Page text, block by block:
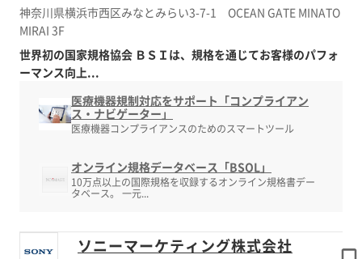
神奈川県横浜市西区みなとみらい3-7-1 OCEAN GATE MINATO
MIRAI 3F
世界初の国家規格協会 ＢＳＩは、規格を通じてお客様のパフォ
ーマンス向上...
医療機器規制対応をサポート「コンプライアン
ス・ナビゲーター」
医療機器コンプライアンスのためのスマートツール
オンライン規格データベース「BSOL」
10万点以上の国際規格を収録するオンライン規格書デー
タベース。 一元...
ソニーマーケティング株式会社